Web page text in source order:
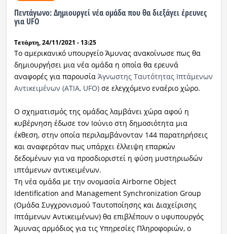
Πεντάγωνο: Δημιουργεί νέα ομάδα που θα διεξάγει έρευνες
για UFO
Τετάρτη, 24/11/2021 - 13:25
Το αμερικανικό υπουργείο Άμυνας ανακοίνωσε πως θα
δημιουργήσει μια νέα ομάδα η οποία θα ερευνά
αναφορές για παρουσία Άγνωστης Ταυτότητας Ιπτάμενων
Αντικειμένων (ΑΤΙΑ, UFO)σε ελεγχόμενο εναέριο χώρο.
Ο σχηματισμός της ομάδας λαμβάνει χώρα αφού η
κυβέρνηση έδωσε τον Ιούνιο στη δημοσιότητα μια
έκθεση, στην οποία περιλαμβάνονταν 144 παρατηρήσεις
και αναφερόταν πως υπάρχει έλλειψη επαρκών
δεδομένων για να προσδιοριστεί η φύση μυστηριωδών
ιπτάμενων αντικειμένων.
Τη νέα ομάδα με την ονομασία Airborne Object
Identification and Management Synchronization Group
(Ομάδα Συγχρονισμού Ταυτοποίησης και Διαχείρισης
Ιπτάμενων Αντικειμένων) θα επιβλέπουν ο υφυπουργός
Άμυνας αρμόδιος για τις Υπηρεσίες Πληροφοριών, ο